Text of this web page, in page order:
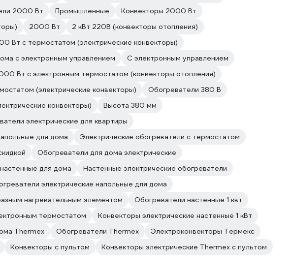
2000 Вт Промышленные
Конвекторы 2000 Вт
2000 Вт
2 кВт 220В (конвекторы отопления)
Вт с термостатом (электрические конвекторы)
с электронным управлением
С электронным управлением
Вт с электронным термостатом (конвекторы отопления)
(электрические конвекторы)
Обогреватели 380 В
конвекторы)
Высота 380 мм
электрические для квартиры
для дома
Электрические обогреватели с термостатом
Обогреватели для дома электрические
для дома
Настенные электрические обогреватели
электрические напольные для дома
нагревательным элементом
Обогреватели настенные 1 квт
термостатом
Конвекторы электрические настенные 1 кВт
Thermex Обогреватели Thermex
Электроконвекторы Термекс
Конвекторы с пультом Конвекторы электрические Thermex с пультом